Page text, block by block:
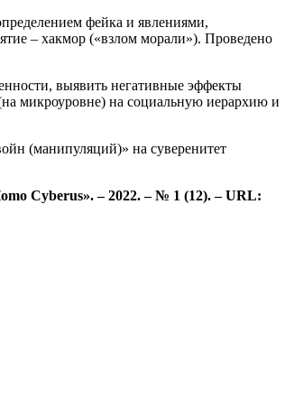
фейка и явлениями,
– хакмор («взлом морали»). Проведено
выявить негативные эффекты
микроуровне) на социальную иерархию и
(манипуляций)» на суверенитет
Cyberus». – 2022. – № 1 (12). – URL: